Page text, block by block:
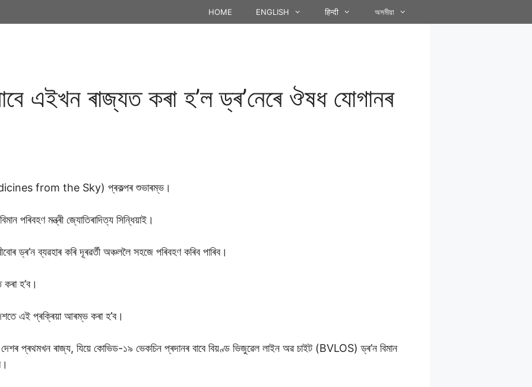
HOME ENGLISH हिन्दी অসমীয়া
এইখন ৰাজ্যত কৰা হ’ল ড্ৰ’নেৰে ঔষধ যোগানৰ
from the Sky) প্ৰকল্পৰ শুভাৰম্ভ।
পৰিবহণ মন্ত্ৰী জ্যোতিৰাদিত্য সিন্ধিয়াই।
ড্ৰ’ন ব্যৱহাৰ কৰি দূৰৱৰ্তী অঞ্চললৈ সহজে পৰিবহণ কৰিব পাৰিব।
কৰা হ’ব।
এই প্ৰক্ৰিয়া আৰম্ভ কৰা হ’ব।
দেশৰ প্ৰথমখন ৰাজ্য, যিয়ে কোভিড-১৯ ভেকচিন প্ৰদানৰ বাবে বিয়ণ্ড ভিজুৱেল লাইন অৱ চাইট (‍BVLOS) ড্ৰ’ন বিমান